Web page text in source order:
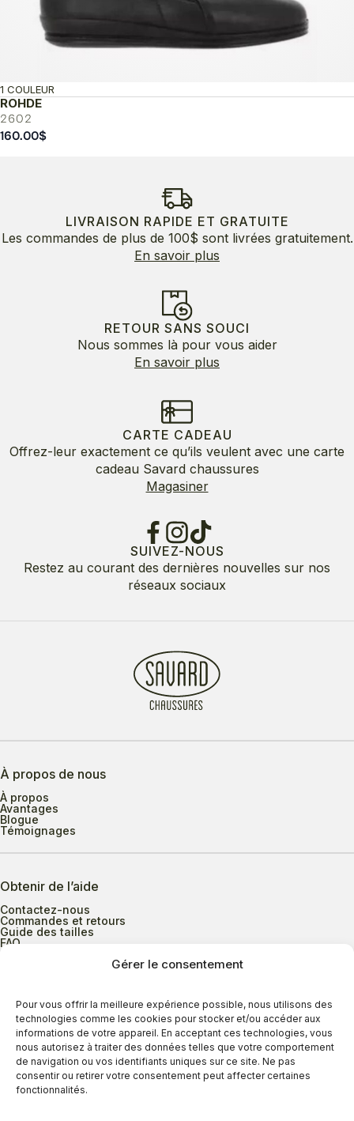
Gérer le consentement
Pour vous offrir la meilleure expérience possible, nous utilisons des
technologies comme les cookies pour stocker et/ou accéder aux
informations de votre appareil. En acceptant ces technologies, vous
nous autorisez à traiter des données telles que votre comportement
de navigation ou vos identifiants uniques sur ce site. Ne pas
consentir ou retirer votre consentement peut affecter certaines
fonctionnalités.
ROHDE
2602
1 COULEUR
160.00$
LIVRAISON RAPIDE ET GRATUITE
Les commandes de plus de 100$ sont livrées gratuitement.
En savoir plus
RETOUR SANS SOUCI
Nous sommes là pour vous aider
En savoir plus
CARTE CADEAU
Offrez-leur exactement ce qu’ils veulent avec une carte
cadeau Savard chaussures
Magasiner
SUIVEZ-NOUS
Restez au courant des dernières nouvelles sur nos
réseaux sociaux
À propos de nous
À propos
Avantages
Blogue
Témoignages
Obtenir de l’aide
Contactez-nous
Commandes et retours
Guide des tailles
FAQ
Heures d’ouverture
Lundi au mercredi
9h00 à 17h30
Jeudi
9h00 à 20h00
Vendredi
9h00 à 18h00